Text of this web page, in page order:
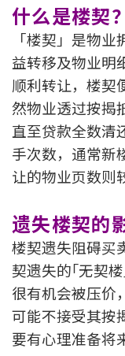
置业预算
供款年期计算
工商铺按揭计算
印花税计算
下载中心
按揭全面睇
新闻/研究
公司动态
什么是楼契？
「楼契」是物
益转移及物业明
顺利转让，楼契
然物业透过按揭
直至贷款全数清
手次数，通常新
让的物业页数则
遗失楼契的
楼契遗失阻碍买
契遗失的｢无契
很有机会被压价
可能不接受其按
要有心理准备将